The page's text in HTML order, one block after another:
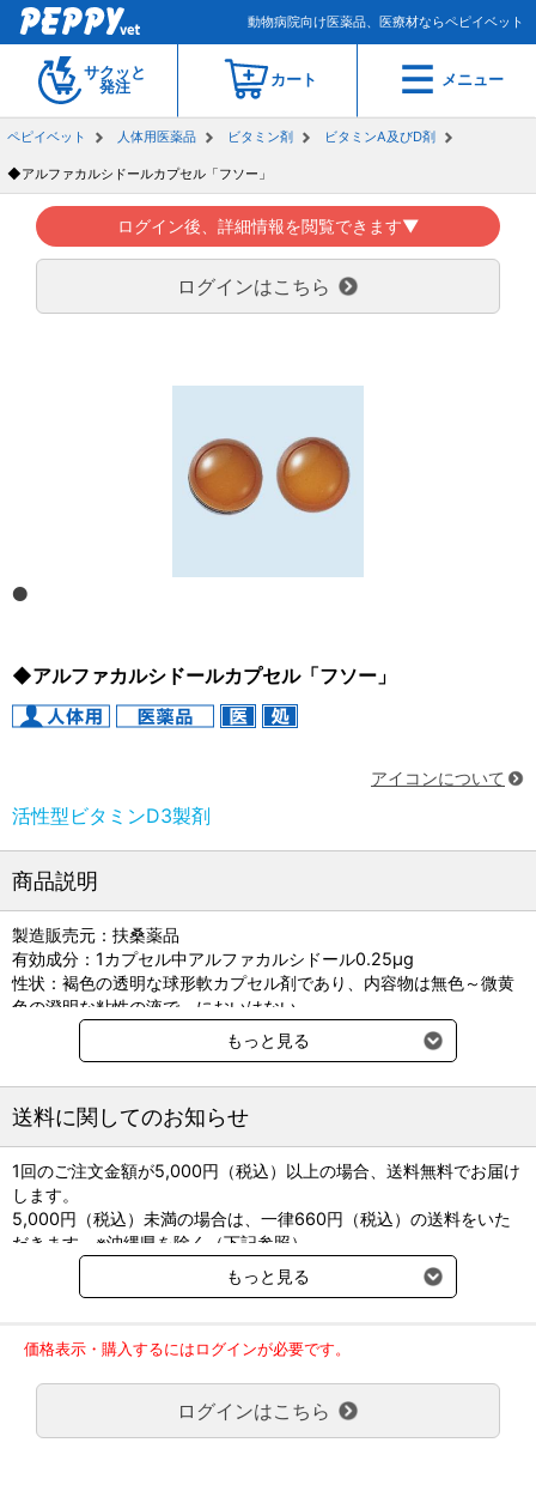
動物病院向け医薬品、医療材ならペピイベット
サクッと
発注
カート メニュー
ペピイベット 人体用医薬品 ビタミン剤 ビタミンA及びD剤
◆アルファカルシドールカプセル「フソー」
ログイン後、詳細情報を閲覧できます▼
ログインはこちら
◆アルファカルシドールカプセル「フソー」
アイコンについて
活性型ビタミンD3製剤
商品説明
製造販売元：扶桑薬品
有効成分：1カプセル中アルファカルシドール0.25μg
性状：褐色の透明な球形軟カプセル剤であり、内容物は無色～微黄
色の澄明な粘性の液で、においはない。
大きさ：7.0mm
貯法：室温保存
もっと見る
送料に関してのお知らせ
1回のご注文金額が5,000円（税込）以上の場合、送料無料でお届け
します。
5,000円（税込）未満の場合は、一律660円（税込）の送料をいた
だきます。※沖縄県を除く（下記参照）
※2017年11月14日（火）より沖縄県へのお届けにつきましては、1
回のご注文金額（税込）が、30,000円以上で配送無料となります。
ご了承のほどよろしくお願い致します。
弊社都合でお届けが２回以上に分かれる場合の送料負担は、１回分
のみで新たな送料は発生しません。
大型商品送料が必要な商品をご注文の場合は、大型商品送料のみご
負担頂きます。
もっと見る
価格表示・購入するにはログインが必要です。
ログインはこちら